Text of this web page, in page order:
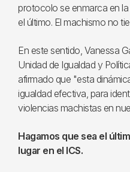
protocolo se enmarca en
el último. El machismo no
En este sentido, Vanessa
Unidad de Igualdad y
afirmado que "esta
igualdad efectiva, para
violencias machistas en
Hagamos que sea el
lugar en el ICS.